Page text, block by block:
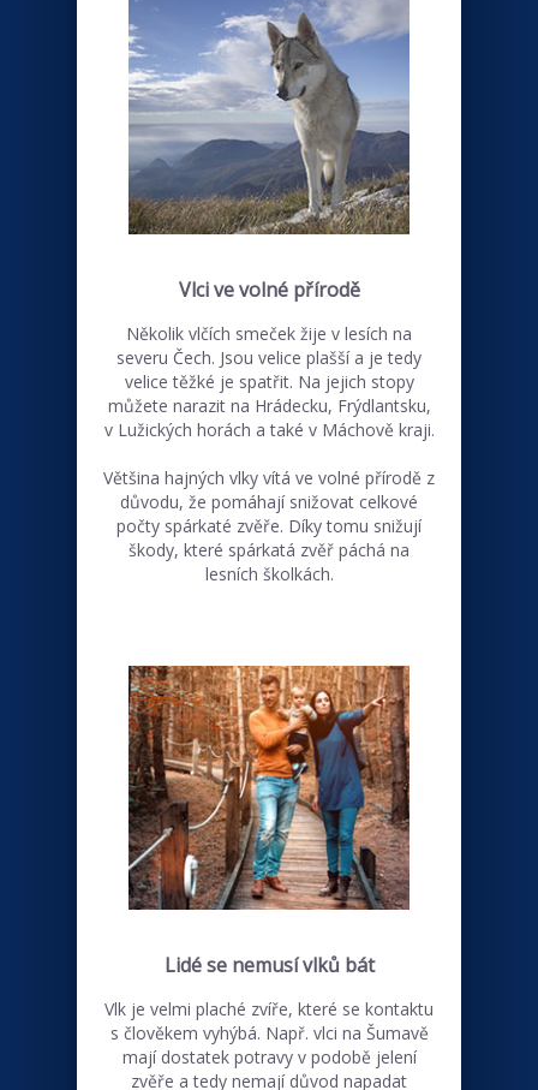
Vlci ve volné přírodě
Několik vlčích smeček žije v lesích na
severu Čech. Jsou velice plašší a je tedy
velice těžké je spatřit. Na jejich stopy
můžete narazit na Hrádecku, Frýdlantsku,
v Lužických horách a také v Máchově kraji.
Většina hajných vlky vítá ve volné přírodě z
důvodu, že pomáhají snižovat celkové
počty spárkaté zvěře. Díky tomu snižují
škody, které spárkatá zvěř páchá na
lesních školkách.
Lidé se nemusí vlků bát
Vlk je velmi plaché zvíře, které se kontaktu
s člověkem vyhýbá. Např. vlci na Šumavě
mají dostatek potravy v podobě jelení
zvěře a tedy nemají důvod napadat